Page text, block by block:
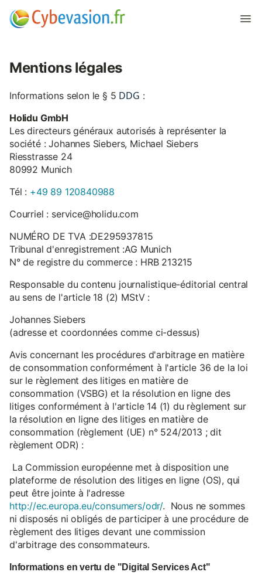
Mentions légales
Informations selon le § 5 DDG :
Holidu GmbH
Les directeurs généraux autorisés à représenter la
société : Johannes Siebers, Michael Siebers
Riesstrasse 24
80992 Munich
Tél : +49 89 120840988
Courriel : service@holidu.com
NUMÉRO DE TVA :DE295937815
Tribunal d'enregistrement :AG Munich
N° de registre du commerce : HRB 213215
Responsable du contenu journalistique-éditorial central
au sens de l'article 18 (2) MStV :
Johannes Siebers
(adresse et coordonnées comme ci-dessus)
Avis concernant les procédures d'arbitrage en matière
de consommation conformément à l'article 36 de la loi
sur le règlement des litiges en matière de
consommation (VSBG) et la résolution en ligne des
litiges conformément à l'article 14 (1) du règlement sur
la résolution en ligne des litiges en matière de
consommation (règlement (UE) n° 524/2013 ; dit
règlement ODR) :
La Commission européenne met à disposition une
plateforme de résolution des litiges en ligne (OS), qui
peut être jointe à l'adresse
http://ec.europa.eu/consumers/odr/. Nous ne sommes
ni disposés ni obligés de participer à une procédure de
règlement des litiges devant une commission
d'arbitrage des consommateurs.
Informations en vertu de "Digital Services Act"